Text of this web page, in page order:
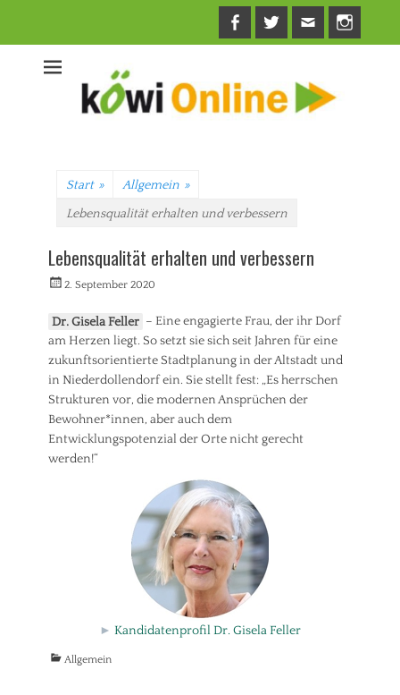
Facebook
Twitter
Mail
Start » Allgemein »
Lebensqualität erhalten und verbessern
Lebensqualität erhalten und verbessern
Veröffentlicht
2. September 2020
Dr. Gisela Feller – Eine engagierte Frau, der ihr Dorf
am Herzen liegt. So setzt sie sich seit Jahren für eine
zukunftsorientierte Stadtplanung in der Altstadt und
in Niederdollendorf ein. Sie stellt fest: „Es herrschen
Strukturen vor, die modernen Ansprüchen der
Bewohner*innen, aber auch dem
Entwicklungspotenzial der Orte nicht gerecht
werden!“
► Kandidatenprofil Dr. Gisela Feller
Kategorien
Allgemein